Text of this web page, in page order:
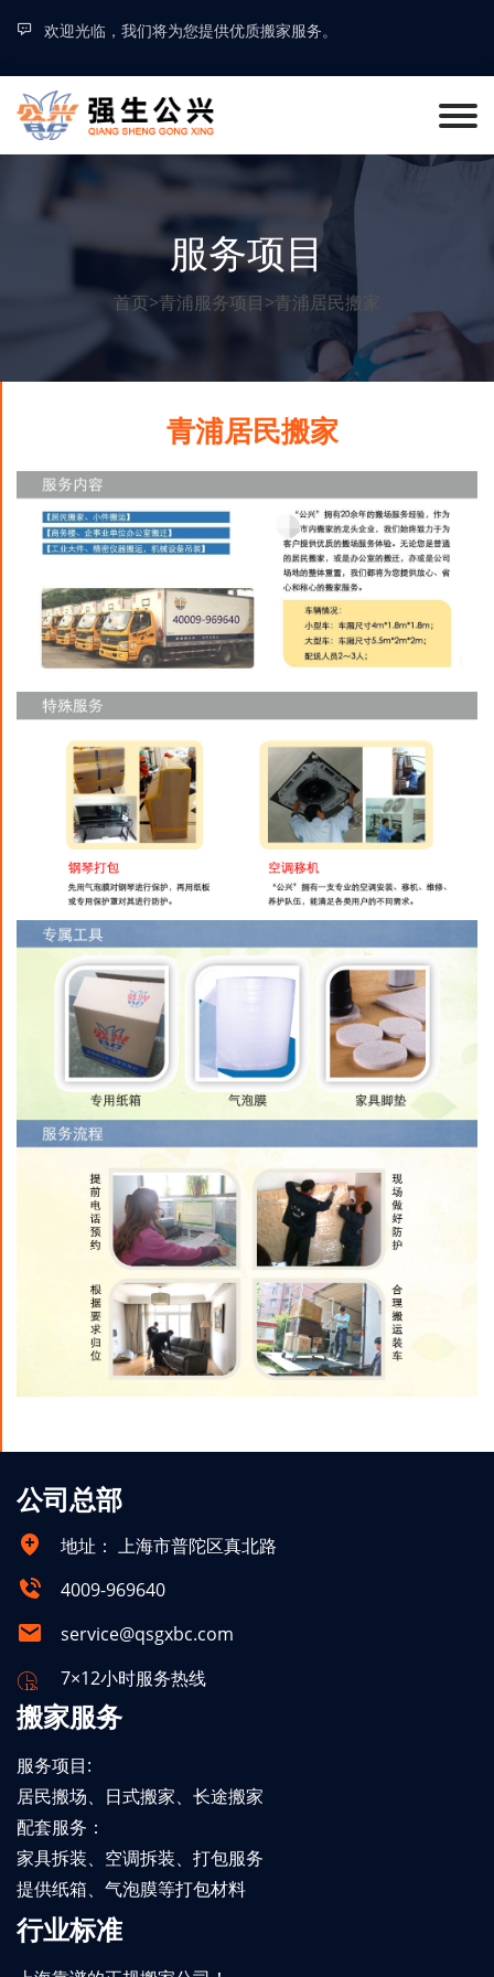
欢迎光临，我们将为您提供优质搬家服务。
服务项目
首页>青浦服务项目>青浦居民搬家
青浦居民搬家
公司总部
地址： 上海市普陀区真北路
4009-969640
service@qsgxbc.com
7×12小时服务热线
搬家服务
服务项目:
居民搬场、日式搬家、长途搬家
配套服务：
家具拆装、空调拆装、打包服务
提供纸箱、气泡膜等打包材料
行业标准